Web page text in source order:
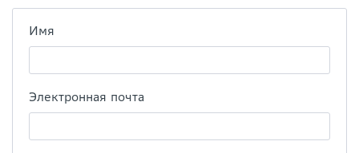
Имя
Электронная почта